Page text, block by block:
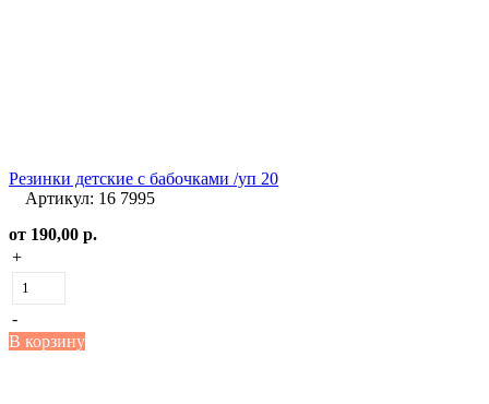
Резинки детские с бабочками /уп 20
Артикул: 16 7995
от 190,00 р.
+
-
В корзину